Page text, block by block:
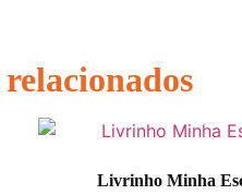
Livrinho Minha